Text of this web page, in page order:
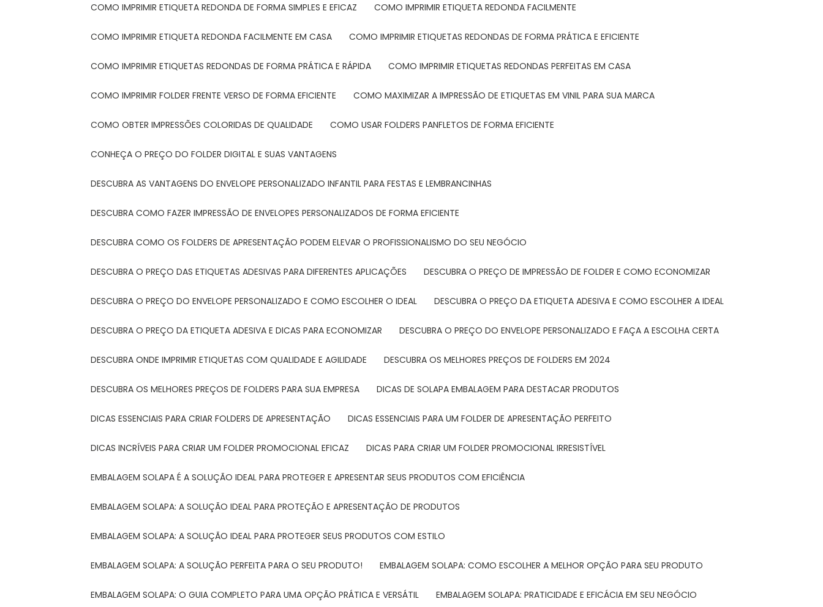
COMO IMPRIMIR ETIQUETA REDONDA DE FORMA SIMPLES E EFICAZ COMO IMPRIMIR ETIQUETA REDONDA FACILMENTE
COMO IMPRIMIR ETIQUETA REDONDA FACILMENTE EM CASA COMO IMPRIMIR ETIQUETAS REDONDAS DE FORMA PRÁTICA E EFICIENTE
COMO IMPRIMIR ETIQUETAS REDONDAS DE FORMA PRÁTICA E RÁPIDA COMO IMPRIMIR ETIQUETAS REDONDAS PERFEITAS EM CASA
COMO IMPRIMIR FOLDER FRENTE VERSO DE FORMA EFICIENTE COMO MAXIMIZAR A IMPRESSÃO DE ETIQUETAS EM VINIL PARA SUA MARCA
COMO OBTER IMPRESSÕES COLORIDAS DE QUALIDADE COMO USAR FOLDERS PANFLETOS DE FORMA EFICIENTE
CONHEÇA O PREÇO DO FOLDER DIGITAL E SUAS VANTAGENS
DESCUBRA AS VANTAGENS DO ENVELOPE PERSONALIZADO INFANTIL PARA FESTAS E LEMBRANCINHAS
DESCUBRA COMO FAZER IMPRESSÃO DE ENVELOPES PERSONALIZADOS DE FORMA EFICIENTE
DESCUBRA COMO OS FOLDERS DE APRESENTAÇÃO PODEM ELEVAR O PROFISSIONALISMO DO SEU NEGÓCIO
DESCUBRA O PREÇO DAS ETIQUETAS ADESIVAS PARA DIFERENTES APLICAÇÕES DESCUBRA O PREÇO DE IMPRESSÃO DE FOLDER E COMO ECONOMIZAR
DESCUBRA O PREÇO DO ENVELOPE PERSONALIZADO E COMO ESCOLHER O IDEAL DESCUBRA O PREÇO DA ETIQUETA ADESIVA E COMO ESCOLHER A IDEAL
DESCUBRA O PREÇO DA ETIQUETA ADESIVA E DICAS PARA ECONOMIZAR DESCUBRA O PREÇO DO ENVELOPE PERSONALIZADO E FAÇA A ESCOLHA CERTA
DESCUBRA ONDE IMPRIMIR ETIQUETAS COM QUALIDADE E AGILIDADE DESCUBRA OS MELHORES PREÇOS DE FOLDERS EM 2024
DESCUBRA OS MELHORES PREÇOS DE FOLDERS PARA SUA EMPRESA DICAS DE SOLAPA EMBALAGEM PARA DESTACAR PRODUTOS
DICAS ESSENCIAIS PARA CRIAR FOLDERS DE APRESENTAÇÃO DICAS ESSENCIAIS PARA UM FOLDER DE APRESENTAÇÃO PERFEITO
DICAS INCRÍVEIS PARA CRIAR UM FOLDER PROMOCIONAL EFICAZ DICAS PARA CRIAR UM FOLDER PROMOCIONAL IRRESISTÍVEL
EMBALAGEM SOLAPA É A SOLUÇÃO IDEAL PARA PROTEGER E APRESENTAR SEUS PRODUTOS COM EFICIÊNCIA
EMBALAGEM SOLAPA: A SOLUÇÃO IDEAL PARA PROTEÇÃO E APRESENTAÇÃO DE PRODUTOS
EMBALAGEM SOLAPA: A SOLUÇÃO IDEAL PARA PROTEGER SEUS PRODUTOS COM ESTILO
EMBALAGEM SOLAPA: A SOLUÇÃO PERFEITA PARA O SEU PRODUTO! EMBALAGEM SOLAPA: COMO ESCOLHER A MELHOR OPÇÃO PARA SEU PRODUTO
EMBALAGEM SOLAPA: O GUIA COMPLETO PARA UMA OPÇÃO PRÁTICA E VERSÁTIL EMBALAGEM SOLAPA: PRATICIDADE E EFICÁCIA EM SEU NEGÓCIO